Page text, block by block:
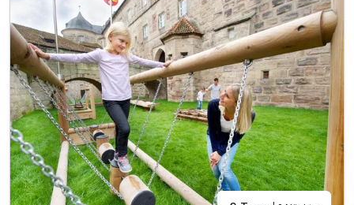
inkl. Parkplatznutzung
inkl. WLAN-Nutzung